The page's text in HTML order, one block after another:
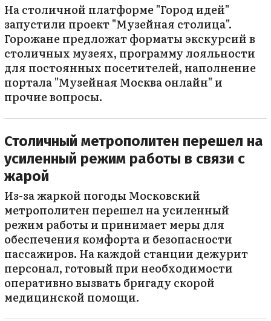
На столичной платформе "Город идей"
запустили проект "Музейная столица".
Горожане предложат форматы экскурсий в
столичных музеях, программу лояльности
для постоянных посетителей, наполнение
портала "Музейная Москва онлайн" и
прочие вопросы.
Столичный метрополитен перешел на
усиленный режим работы в связи с
жарой
Из-за жаркой погоды Московский
метрополитен перешел на усиленный
режим работы и принимает меры для
обеспечения комфорта и безопасности
пассажиров. На каждой станции дежурит
персонал, готовый при необходимости
оперативно вызвать бригаду скорой
медицинской помощи.